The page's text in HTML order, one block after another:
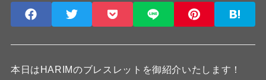
本日はHARIMのブレスレットを御紹介いたします！